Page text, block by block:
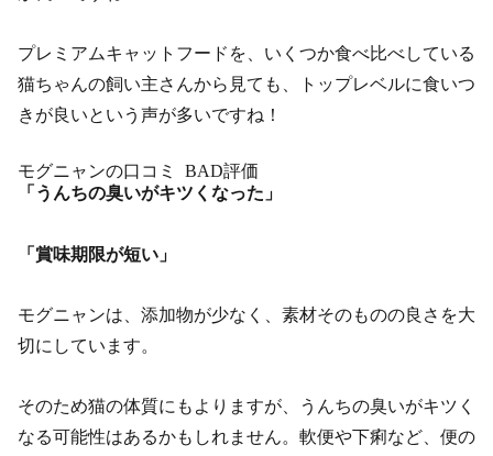
プレミアムキャットフードを、いくつか食べ比べしている
猫ちゃんの飼い主さんから見ても、トップレベルに食いつ
きが良いという声が多いですね！
モグニャンの口コミ BAD評価
「うんちの臭いがキツくなった」
「賞味期限が短い」
モグニャンは、添加物が少なく、素材そのものの良さを大
切にしています。
そのため猫の体質にもよりますが、うんちの臭いがキツく
なる可能性はあるかもしれません。軟便や下痢など、便の